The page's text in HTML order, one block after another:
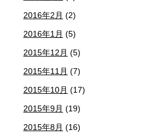
2016年2月 (2)
2016年1月 (5)
2015年12月 (5)
2015年11月 (7)
2015年10月 (17)
2015年9月 (19)
2015年8月 (16)